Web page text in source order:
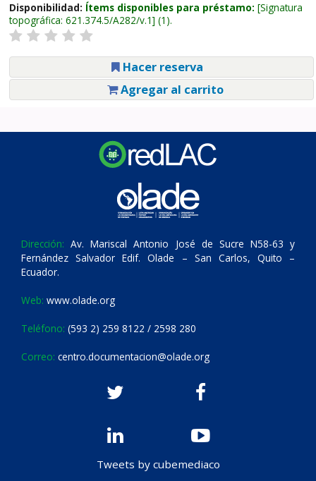
Disponibilidad: Ítems disponibles para préstamo: Signatura
topográfica: 621.374.5/A282/v.1 (1).
Hacer reserva
Agregar al carrito
Dirección: Av. Mariscal Antonio José de Sucre N58-63 y
Fernández Salvador Edif. Olade – San Carlos, Quito –
Ecuador.
Web: www.olade.org
Teléfono: (593 2) 259 8122 / 2598 280
Correo: centro.documentacion@olade.org
Tweets by cubemediaco